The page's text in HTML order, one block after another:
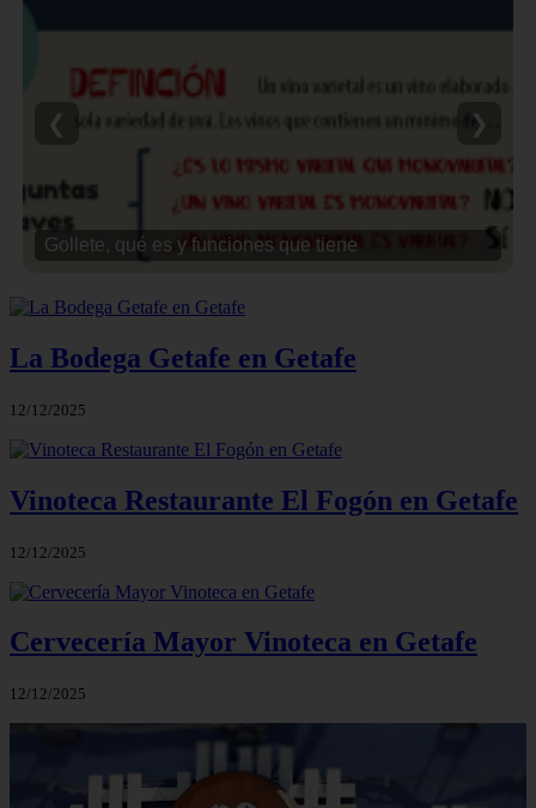
Gollete, qué es y funciones que tiene
❮ ❯
La Bodega Getafe en Getafe
12/12/2025
Vinoteca Restaurante El Fogón en Getafe
12/12/2025
Cervecería Mayor Vinoteca en Getafe
12/12/2025